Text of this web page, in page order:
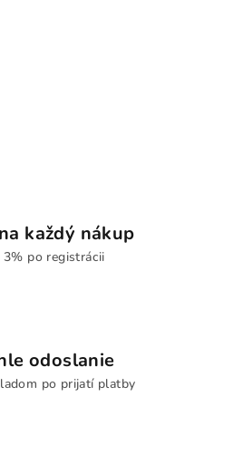
každý nákup
3% po registrácii
odoslanie
po prijatí platby